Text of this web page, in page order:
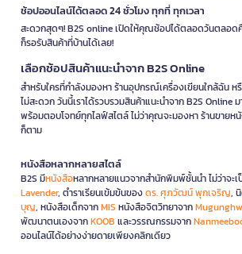
ช้อปออนไลน์ได้ตลอด 24 ชั่วโมง ทุกที่ ทุกเวลา
สะดวกสุดๆ! B2S online เปิดให้คุณช้อปได้ตลอดวันตลอด
ก็รอรับสินค้าที่บ้านได้เลย!
เลือกช้อปสินค้าแนะนำจาก B2S Online
สำหรับใครที่กำลังมองหา ร้านอุปกรณ์เครื่องเขียนใกล้ฉัน ห
ไม่สะดวก วันนี้เราได้รวบรวมสินค้าแนะนำจาก B2S Online
พร้อมตอบโจทย์ทุกไลฟ์สไตล์ ไม่ว่าคุณจะมองหา ร้านขายห
ก็ตาม
หนังสือหลากหลายสไตล์
B2S มีหนังสือหลากหลายแนวจากสำนักพิมพ์ชั้นนำ ไม่ว่าจะ
Lavender, ตำราเรียนเข้มข้นของดร. ศุภวัฒน์ พุกเจริญ,
บุญ, หนังสือเด็กจากMIS หนังสือจิตวิทยาจาก
พัฒนาตนเองจากKOOB และวรรณกรรมจาก
ออนไลน์ได้อย่างง่ายดายเพียงคลิกเดียว